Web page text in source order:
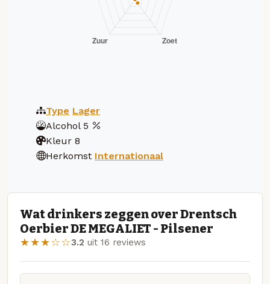
Type Lager
Alcohol 5
Kleur 8
Herkomst Internationaal
Wat drinkers zeggen over Drentsch
Oerbier DE MEGALIET - Pilsener
★★★☆☆3.2 uit 16 reviews